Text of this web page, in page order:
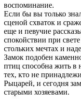
воспоминание.
Если бы вы только
сценой схваток и
еще и певучие
спокойствии при
стольких мечтах и
Замок подобен
птиц способна жить в
тех, кто не
Рыцарей, и сегодня
старыми хозяевами.